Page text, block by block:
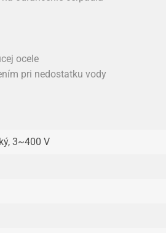
ocele
pri nedostatku vody
3~400 V